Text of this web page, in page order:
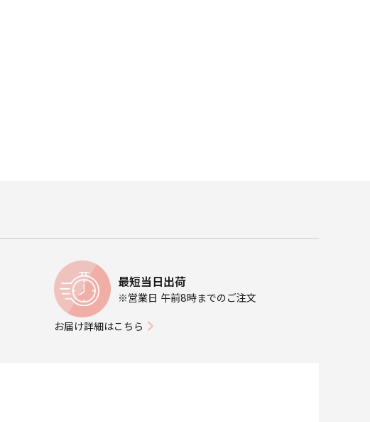
最短当日出荷
※営業日 午前8時までのご注文
お届け詳細はこちら